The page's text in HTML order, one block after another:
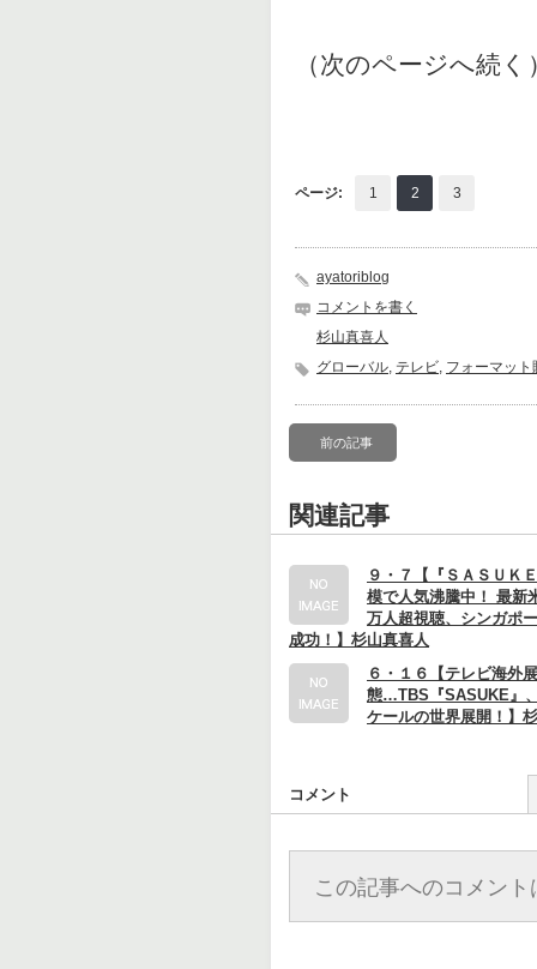
（次のページへ続く
ページ: 1 2 3
ayatoriblog
コメントを書く
杉山真喜人
グローバル, テレビ, フォーマット
前の記事
関連記事
９・７【『ＳＡＳＵＫ
模で人気沸騰中！ 最新
万人超視聴、シンガポ
成功！】杉山真喜人
６・１６【テレビ海外
態…TBS『SASUKE』
ケールの世界展開！】
コメント
この記事へのコメン